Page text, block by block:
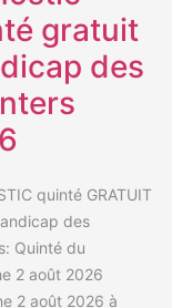
gratuit
des
quinté GRATUIT
des
Quinté du
2 août 2026
2 août 2026 à